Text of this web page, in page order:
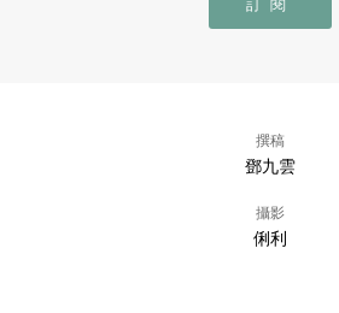
訂閱
撰稿
鄧九雲
攝影
俐利